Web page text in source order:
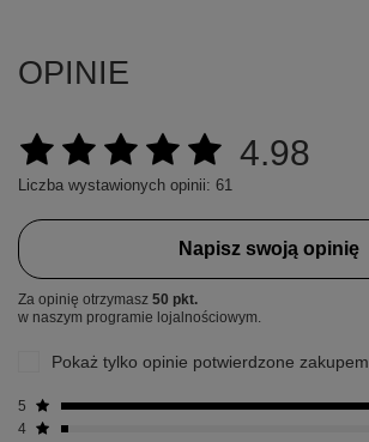
OPINIE
4.98
Liczba wystawionych opinii: 61
Napisz swoją opinię
Za opinię otrzymasz 50 pkt.
w naszym programie lojalnościowym.
Pokaż tylko opinie potwierdzone zakupem
5
4